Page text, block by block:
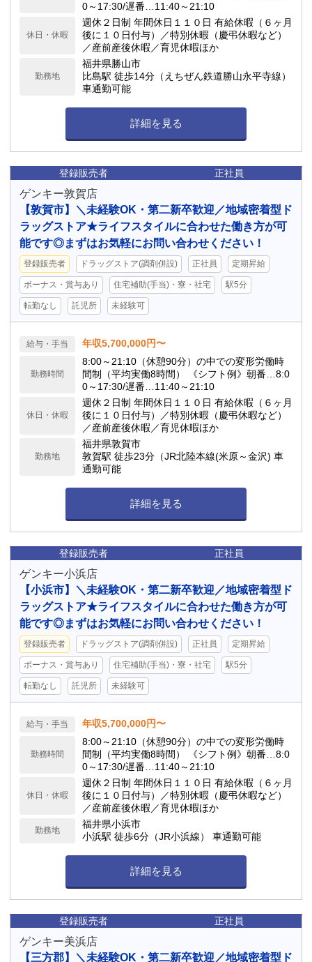
0～17:30/遅番…11:40～21:10
休日・休暇
週休２日制 年間休日１１０日 有給休暇（６ヶ月
後に１０日付与）／特別休暇（慶弔休暇など）
／産前産後休暇／育児休暇ほか
勤務地
福井県勝山市
比島駅 徒歩14分（えちぜん鉄道勝山永平寺線）
車通勤可能
詳細を見る
登録販売者 正社員
ゲンキー敦賀店
【敦賀市】＼未経験OK・第二新卒歓迎／地域密着型ド
ラッグストア★ライフスタイルに合わせた働き方が可
能です◎まずはお気軽にお問い合わせください！
登録販売者 ドラッグストア(調剤併設) 正社員 定期昇給
ボーナス・賞与あり 住宅補助(手当)・寮・社宅 駅5分
転勤なし 託児所 未経験可
給与・手当 年収5,700,000円〜
勤務時間
8:00～21:10（休憩90分）の中での変形労働時
間制（平均実働8時間） 《シフト例》朝番…8:0
0～17:30/遅番…11:40～21:10
休日・休暇
週休２日制 年間休日１１０日 有給休暇（６ヶ月
後に１０日付与）／特別休暇（慶弔休暇など）
／産前産後休暇／育児休暇ほか
勤務地
福井県敦賀市
敦賀駅 徒歩23分（JR北陸本線(米原～金沢) 車
通勤可能
詳細を見る
登録販売者 正社員
ゲンキー小浜店
【小浜市】＼未経験OK・第二新卒歓迎／地域密着型ド
ラッグストア★ライフスタイルに合わせた働き方が可
能です◎まずはお気軽にお問い合わせください！
登録販売者 ドラッグストア(調剤併設) 正社員 定期昇給
ボーナス・賞与あり 住宅補助(手当)・寮・社宅 駅5分
転勤なし 託児所 未経験可
給与・手当 年収5,700,000円〜
勤務時間
8:00～21:10（休憩90分）の中での変形労働時
間制（平均実働8時間） 《シフト例》朝番…8:0
0～17:30/遅番…11:40～21:10
休日・休暇
週休２日制 年間休日１１０日 有給休暇（６ヶ月
後に１０日付与）／特別休暇（慶弔休暇など）
／産前産後休暇／育児休暇ほか
勤務地
福井県小浜市
小浜駅 徒歩6分（JR小浜線） 車通勤可能
詳細を見る
登録販売者 正社員
ゲンキー美浜店
【三方郡】＼未経験OK・第二新卒歓迎／地域密着型ド